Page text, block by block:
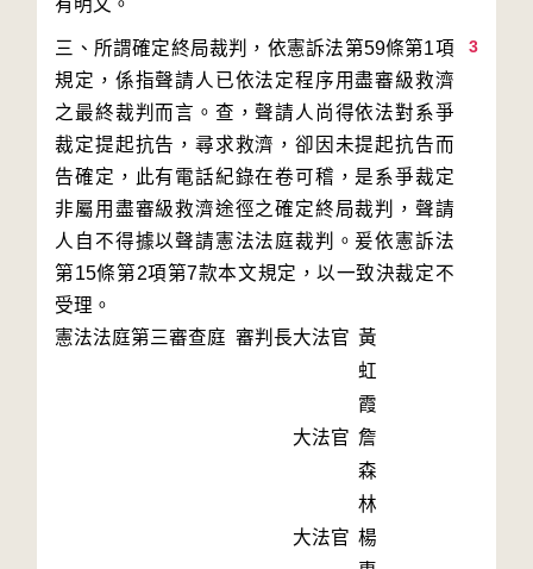
3
三、所謂確定終局裁判，依憲訴法第59條第1項
規定，係指聲請人已依法定程序用盡審級救濟
之最終裁判而言。查，聲請人尚得依法對系爭
裁定提起抗告，尋求救濟，卻因未提起抗告而
告確定，此有電話紀錄在卷可稽，是系爭裁定
非屬用盡審級救濟途徑之確定終局裁判，聲請
人自不得據以聲請憲法法庭裁判。爰依憲訴法
第15條第2項第7款本文規定，以一致決裁定不
受理。
憲法法庭第三審查庭 審判長大法官 黃
虹
霞
大法官 詹
森
林
大法官 楊